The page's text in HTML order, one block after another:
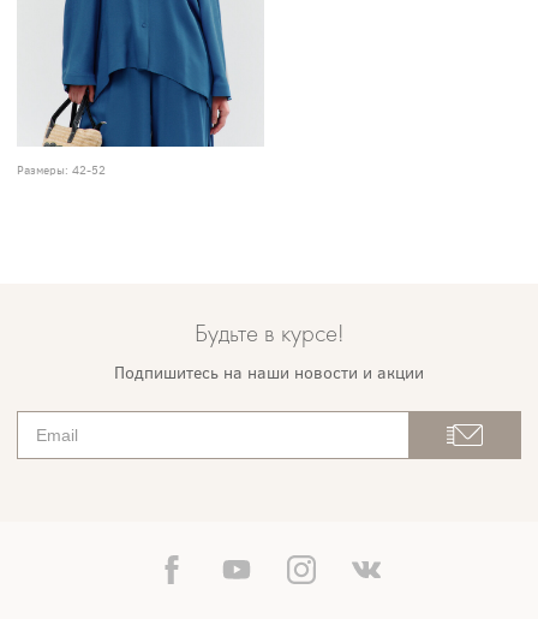
Размеры: 42-52
Будьте в курсе!
Подпишитесь на наши новости и акции